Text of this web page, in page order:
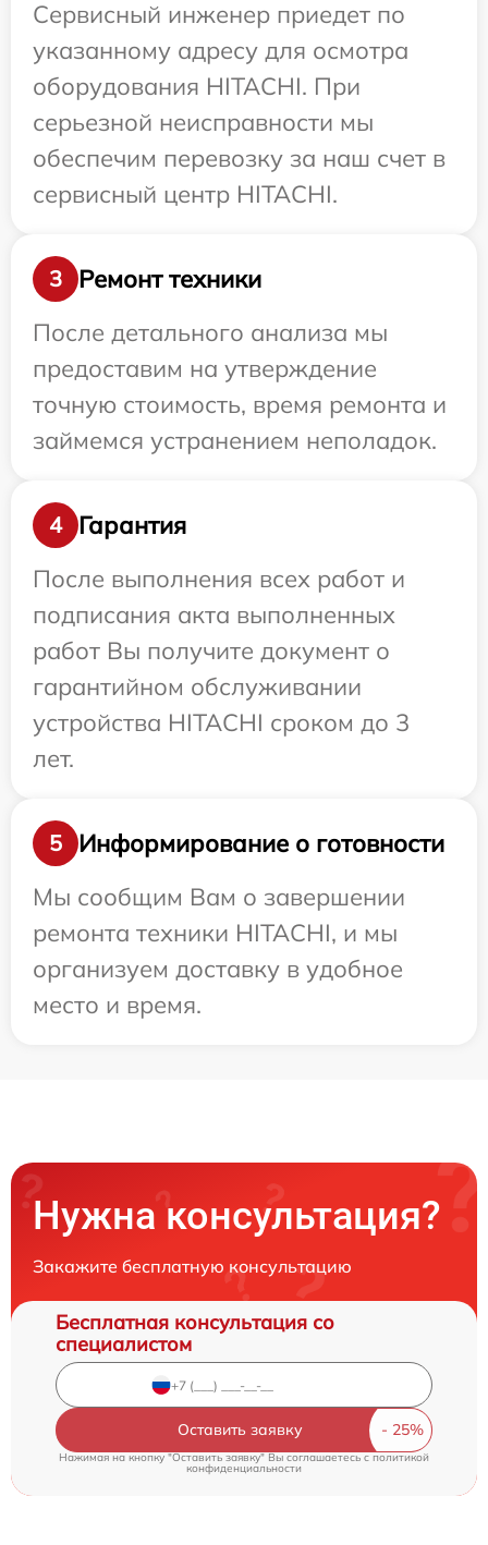
Сервисный инженер приедет по
указанному адресу для осмотра
оборудования HITACHI. При
серьезной неисправности мы
обеспечим перевозку за наш счет в
сервисный центр HITACHI.
3
Ремонт техники
После детального анализа мы
предоставим на утверждение
точную стоимость, время ремонта и
займемся устранением неполадок.
4
Гарантия
После выполнения всех работ и
подписания акта выполненных
работ Вы получите документ о
гарантийном обслуживании
устройства HITACHI сроком до 3
лет.
5
Информирование о готовности
Мы сообщим Вам о завершении
ремонта техники HITACHI, и мы
организуем доставку в удобное
место и время.
Нужна консультация?
Закажите бесплатную консультацию
Бесплатная консультация со
специалистом
Оставить заявку
Нажимая на кнопку "Оставить заявку" Вы соглашаетесь cполитикой
конфиденциальности